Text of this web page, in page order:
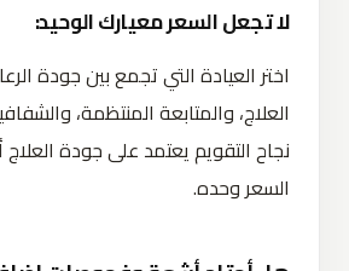
لا تجعل السعر معيارك الوحيد:
اختر العيادة التي تجمع بين جودة
العلاج، والمتابعة المنتظمة،
نجاح التقويم يعتمد على جودة
السعر وحده.